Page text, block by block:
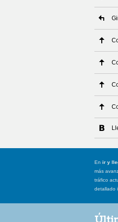
En ir y
más
tráfico
detallado